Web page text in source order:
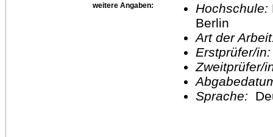
weitere Angaben: Hochschule:
Berlin
Art der
Erstprüfer/
Sprache: